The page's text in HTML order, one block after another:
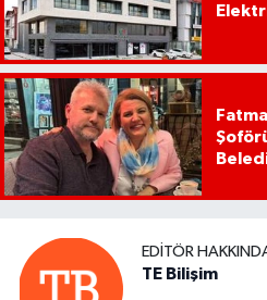
EDITÖR
TE Bilişim